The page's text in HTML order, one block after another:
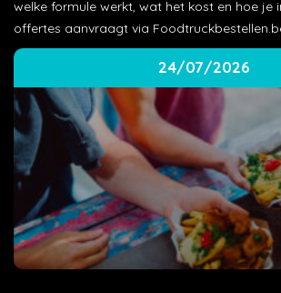
welke formule werkt, wat het kost en hoe je
offertes aanvraagt via
24/07/2026